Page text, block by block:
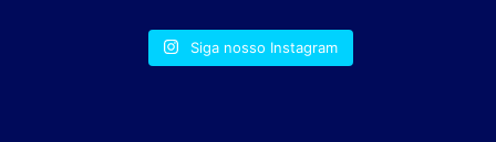
Siga nosso Instagram